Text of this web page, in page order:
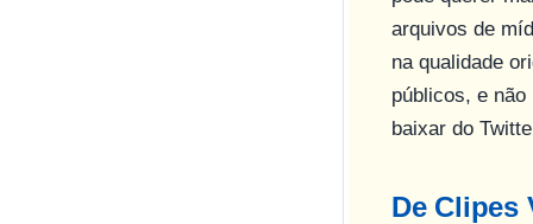
arquivos de
na qualidade
públicos, e não
baixar do
De Clipes